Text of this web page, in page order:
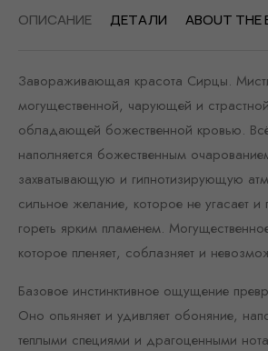
ОПИСАНИЕ ДЕТАЛИ ABOUT THE
Завораживающая красота Сирцы.
могущественной, чарующей и
обладающей божественной кровью.
наполняется божественным
захватывающую и гипнотизирующую
сильное желание, которое не угасает
гореть ярким пламенем.
которое пленяет, соблазняет и
Базовое инстинктивное ощущение
Оно опьяняет и удивляет обоняние,
теплыми специями и драгоценными